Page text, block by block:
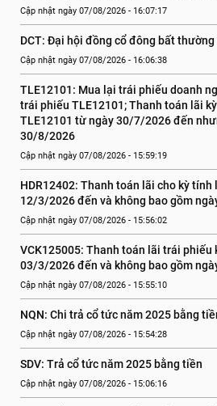
Cập nhật ngày 07/08/2026 - 16:07:17
DCT: Đại hội đồng cổ đông bất
Cập nhật ngày 07/08/2026 - 16:06:38
TLE12101: Mua lại trái phiếu doanh
trái phiếu TLE12101; Thanh toán lãi
TLE12101 từ ngày 30/7/2026 đến
30/8/2026
Cập nhật ngày 07/08/2026 - 15:59:19
HDR12402: Thanh toán lãi cho kỳ
12/3/2026 đến và không bao gồm
Cập nhật ngày 07/08/2026 - 15:56:02
VCK125005: Thanh toán lãi trái phiếu
03/3/2026 đến và không bao gồm
Cập nhật ngày 07/08/2026 - 15:55:10
NQN: Chi trả cổ tức năm 2025 bằng
Cập nhật ngày 07/08/2026 - 15:54:28
SDV: Trả cổ tức năm 2025 bằng tiền
Cập nhật ngày 07/08/2026 - 15:06:16